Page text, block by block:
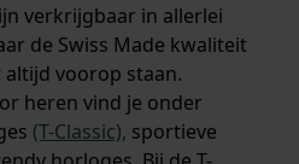
verkrijgbaar in allerlei
de Swiss Made kwaliteit
voorop staan.
heren vind je onder
(T-Classic), sportieve